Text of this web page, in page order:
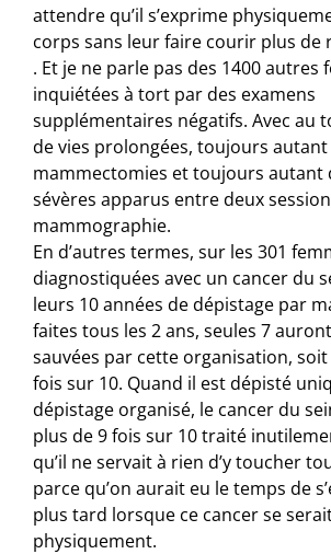
attendre qu’il s’exprime
corps sans leur faire courir plus de
. Et je ne parle pas des 1400 autres
inquiétées à tort par des examens
supplémentaires négatifs. Avec au
de vies prolongées, toujours
mammectomies et toujours autant
sévères apparus entre deux
mammographie.
En d’autres termes, sur les 301
diagnostiquées avec un cancer du
leurs 10 années de dépistage par
faites tous les 2 ans, seules 7
sauvées par cette organisation, soit
fois sur 10. Quand il est dépisté
dépistage organisé, le cancer du
plus de 9 fois sur 10 traité
qu’il ne servait à rien d’y toucher
parce qu’on aurait eu le temps de
plus tard lorsque ce cancer se
physiquement.